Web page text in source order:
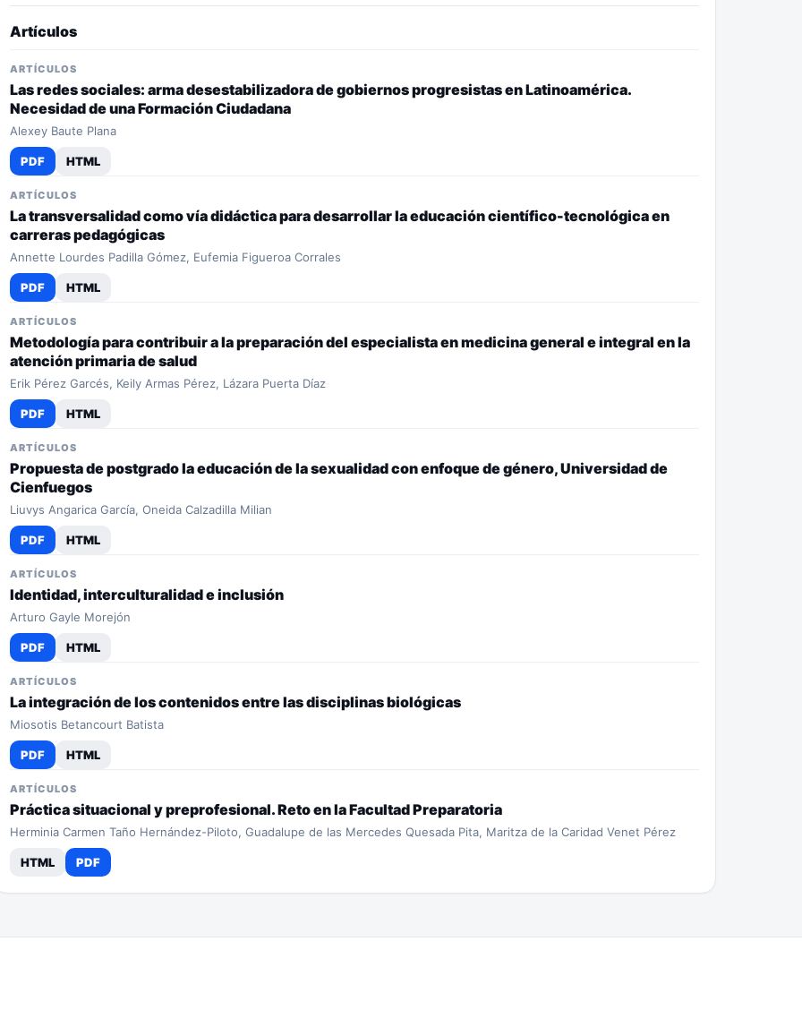
Artículos
ARTÍCULOS
Las redes sociales: arma desestabilizadora de gobiernos progresistas en Latinoamérica.
Necesidad de una Formación Ciudadana
Alexey Baute Plana
PDF HTML
ARTÍCULOS
La transversalidad como vía didáctica para desarrollar la educación científico-tecnológica en
carreras pedagógicas
Annette Lourdes Padilla Gómez, Eufemia Figueroa Corrales
PDF HTML
ARTÍCULOS
Metodología para contribuir a la preparación del especialista en medicina general e integral en la
atención primaria de salud
Erik Pérez Garcés, Keily Armas Pérez, Lázara Puerta Díaz
PDF HTML
ARTÍCULOS
Propuesta de postgrado la educación de la sexualidad con enfoque de género, Universidad de
Cienfuegos
Liuvys Angarica García, Oneida Calzadilla Milian
PDF HTML
ARTÍCULOS
Identidad, interculturalidad e inclusión
Arturo Gayle Morejón
PDF HTML
ARTÍCULOS
La integración de los contenidos entre las disciplinas biológicas
Miosotis Betancourt Batista
PDF HTML
ARTÍCULOS
Práctica situacional y preprofesional. Reto en la Facultad Preparatoria
Herminia Carmen Taño Hernández-Piloto, Guadalupe de las Mercedes Quesada Pita, Maritza de la Caridad Venet Pérez
HTML PDF